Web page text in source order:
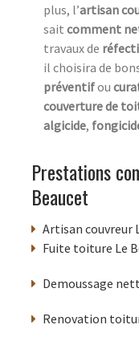
plus, l’artisan
sait comment
travaux de
il choisira de
préventifou
couverture de
algicide,
Prestations
Beaucet
Artisan couvreur
Fuite toiture Le
Demoussage
Renovation